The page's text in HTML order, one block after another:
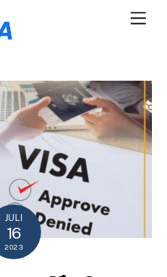
JULI
16
2023